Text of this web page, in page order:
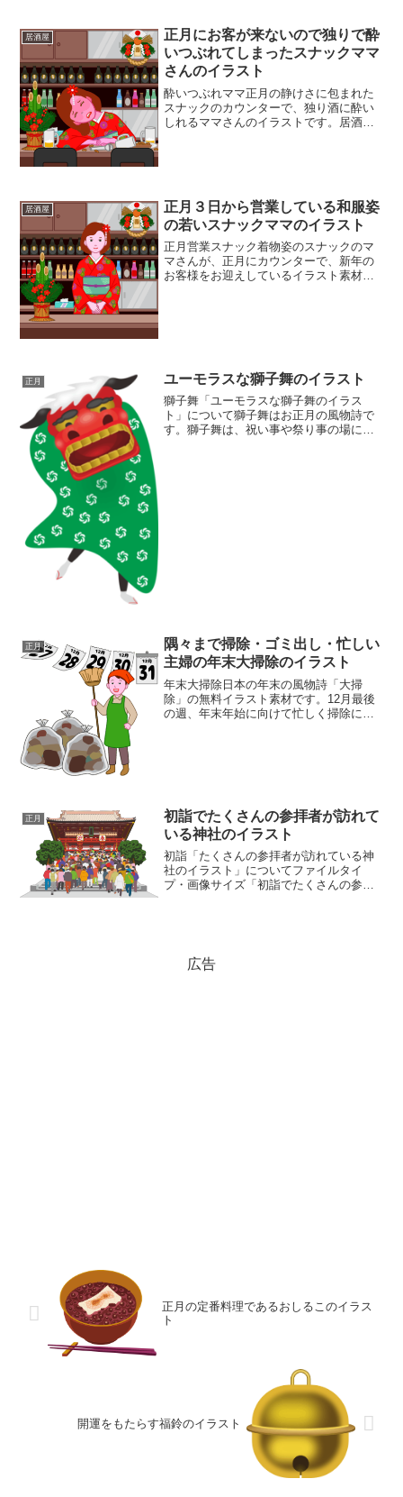
居酒屋
正月にお客が来ないので独りで酔
いつぶれてしまったスナックママ
さんのイラスト
酔いつぶれママ正月の静けさに包まれた
スナックのカウンターで、独り酒に酔い
しれるママさんのイラストです。居酒屋
居酒屋
正月３日から営業している和服姿
の若いスナックママのイラスト
正月営業スナック着物姿のスナックのマ
マさんが、正月にカウンターで、新年の
お客様をお迎えしているイラスト素材で
正月 ユーモラスな獅子舞のイラスト
獅子舞「ユーモラスな獅子舞のイラス
ト」について獅子舞はお正月の風物詩で
す。獅子舞は、祝い事や祭り事の場に登
正月
隅々まで掃除・ゴミ出し・忙しい
主婦の年末大掃除のイラスト
年末大掃除日本の年末の風物詩「大掃
除」の無料イラスト素材です。12月最後
の週、年末年始に向けて忙しく掃除に励
正月
初詣でたくさんの参拝者が訪れて
いる神社のイラスト
初詣「たくさんの参拝者が訪れている神
社のイラスト」についてファイルタイ
プ・画像サイズ「初詣でたくさんの参拝
広告
正月の定番料理であるおしるこのイラス
ト
開運をもたらす福鈴のイラスト